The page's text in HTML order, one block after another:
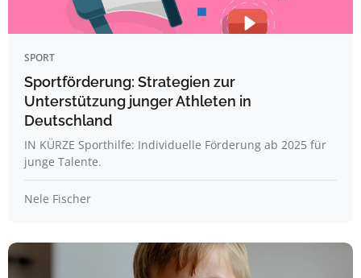
SPORT
Sportförderung: Strategien zur
Unterstützung junger Athleten in
Deutschland
IN KÜRZE Sporthilfe: Individuelle Förderung ab 2025 für
junge Talente.
Nele Fischer